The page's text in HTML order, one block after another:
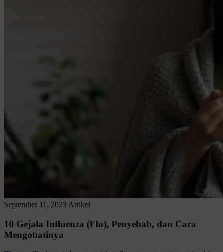
September 11, 2023 Artikel
10 Gejala Influenza (Flu), Penyebab, dan Cara
Mengobatinya